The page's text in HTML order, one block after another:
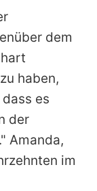
dem
haben,
es
der
Amanda,
im